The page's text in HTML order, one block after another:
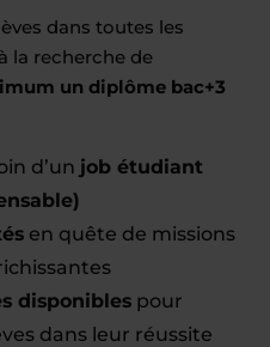
dans toutes les
la recherche de
un diplôme bac+3
d’un job étudiant
en quête de missions
disponibles pour
dans leur réussite